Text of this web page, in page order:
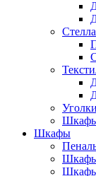
Шкафы